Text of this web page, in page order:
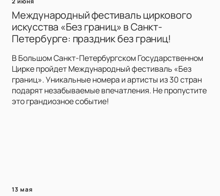
Международный фестиваль циркового
искусства «Без границ» в Санкт-
Петербурге: праздник без границ!
В Большом Санкт-Петербургском Государственном
Цирке пройдет Международный фестиваль «Без
границ». Уникальные номера и артисты из 30 стран
подарят незабываемые впечатления. Не пропустите
это грандиозное событие!
13 мая